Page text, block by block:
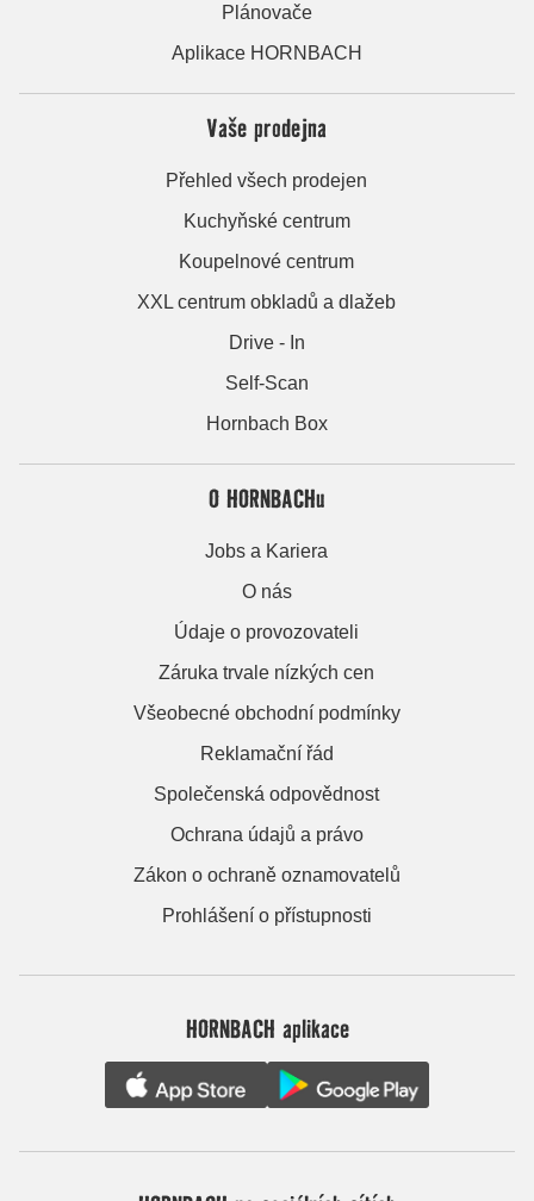
Plánovače
Aplikace HORNBACH
Vaše prodejna
Přehled všech prodejen
Kuchyňské centrum
Koupelnové centrum
XXL centrum obkladů a dlažeb
Drive - In
Self-Scan
Hornbach Box
O HORNBACHu
Jobs a Kariera
O nás
Údaje o provozovateli
Záruka trvale nízkých cen
Všeobecné obchodní podmínky
Reklamační řád
Společenská odpovědnost
Ochrana údajů a právo
Zákon o ochraně oznamovatelů
Prohlášení o přístupnosti
HORNBACH aplikace